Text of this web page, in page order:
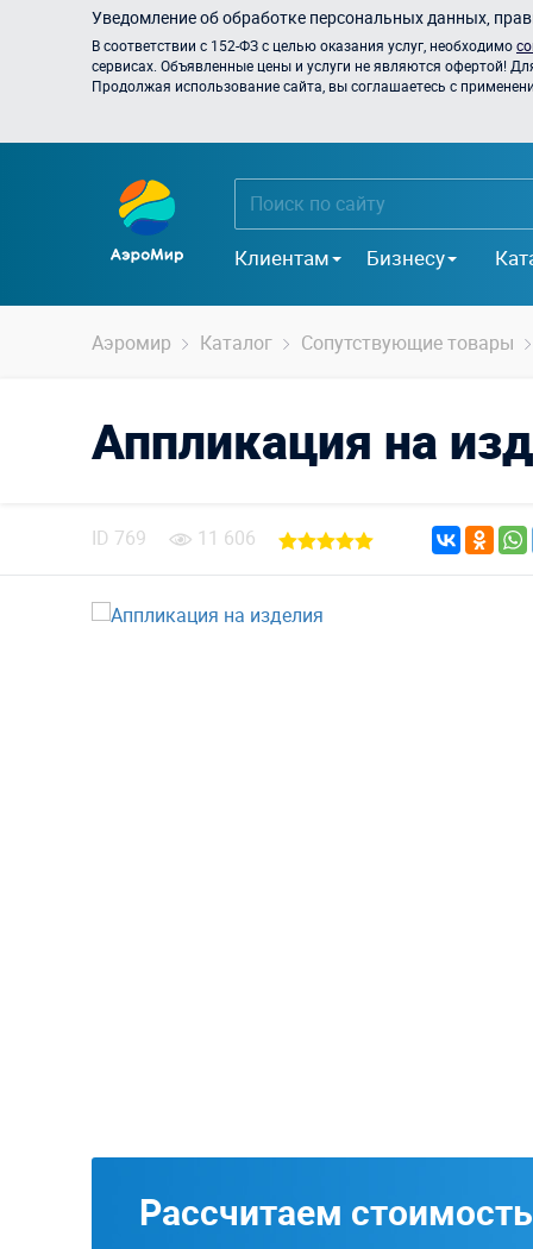
Уведомление об обработке персональных данных,
В соответствии с 152-ФЗ с целью оказания услуг, необходимо
сервисах. Объявленные цены и услуги не являются офертой!
Продолжая использование сайта, вы соглашаетесь с
Клиентам Бизнесу
Аэромир Каталог Сопутствующие товары
Аппликация на
ID 769 11 606
Рассчитаем